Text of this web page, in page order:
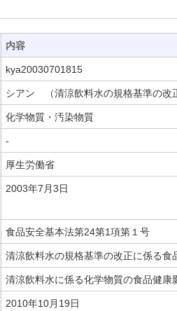
内容
kya20030701815
シアン （清涼飲料水の規格基準の改
化学物質・汚染物質
-
厚生労働省
2003年7月3日
食品安全基本法第24第1項第１号
清涼飲料水の規格基準の改正に係る食
清涼飲料水に係る化学物質の食品健康
2010年10月19日